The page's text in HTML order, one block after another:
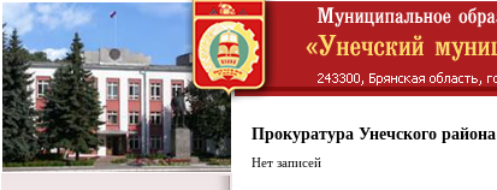
Прокуратура Унечского района
Нет записей